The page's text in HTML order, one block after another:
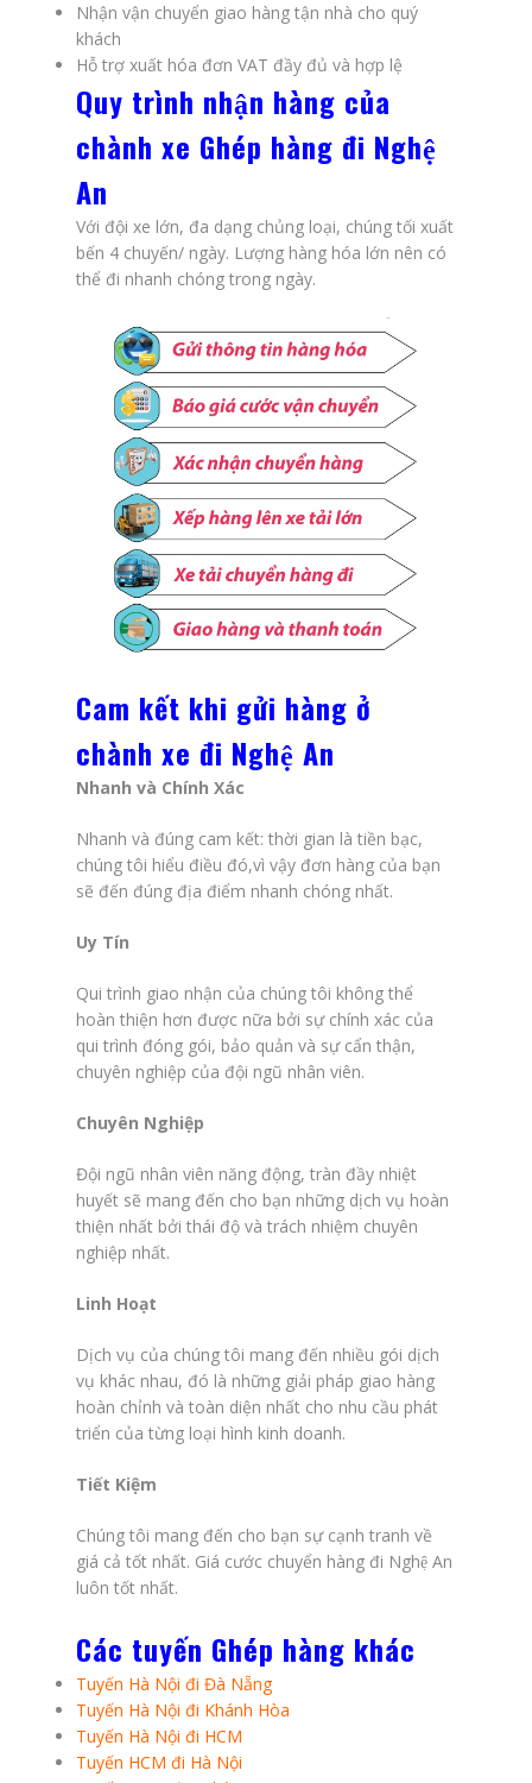
Nhận vận chuyển giao hàng tận nhà cho quý
khách
Hỗ trợ xuất hóa đơn VAT đầy đủ và hợp lệ
Quy trình nhận hàng của
chành xe Ghép hàng đi Nghệ
An
Với đội xe lớn, đa dạng chủng loại, chúng tối xuất
bến 4 chuyến/ ngày. Lượng hàng hóa lớn nên có
thể đi nhanh chóng trong ngày.
Cam kết khi gửi hàng ở
chành xe đi Nghệ An
Nhanh và Chính Xác
Nhanh và đúng cam kết: thời gian là tiền bạc,
chúng tôi hiểu điều đó,vì vậy đơn hàng của bạn
sẽ đến đúng địa điểm nhanh chóng nhất.
Uy Tín
Qui trình giao nhận của chúng tôi không thể
hoàn thiện hơn được nữa bởi sự chính xác của
qui trình đóng gói, bảo quản và sự cẩn thận,
chuyên nghiệp của đội ngũ nhân viên.
Chuyên Nghiệp
Đội ngũ nhân viên năng động, tràn đầy nhiệt
huyết sẽ mang đến cho bạn những dịch vụ hoàn
thiện nhất bởi thái độ và trách nhiệm chuyên
nghiệp nhất.
Linh Hoạt
Dịch vụ của chúng tôi mang đến nhiều gói dịch
vụ khác nhau, đó là những giải pháp giao hàng
hoàn chỉnh và toàn diện nhất cho nhu cầu phát
triển của từng loại hình kinh doanh.
Tiết Kiệm
Chúng tôi mang đến cho bạn sự cạnh tranh về
giá cả tốt nhất. Giá cước chuyển hàng đi Nghệ An
luôn tốt nhất.
Các tuyến Ghép hàng khác
Tuyến Hà Nội đi Đà Nẵng
Tuyến Hà Nội đi Khánh Hòa
Tuyến Hà Nội đi HCM
Tuyến HCM đi Hà Nội